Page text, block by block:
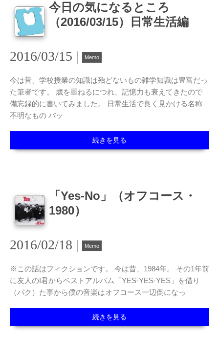
今日の気になるところ
（2016/03/15）日常生活編
2016/03/15 | Memo
今は昔、学校授業の知識は殆どないもの雑学知識は豊富だっ
た筆者です。 歳を重ねるにつれ、記憶力も衰えてきたので
備忘録的に書いてみました。 日常生活で良く見かける名称
不明なもの バッ
続きを見る
「Yes-No」（オフコース・
1980）
2016/02/18 | Memo
※この話はフィクションです。 今は昔、1984年。 その1年前
に友人のI君からベストアルバム「YES-YES-YES」を借り
（パク）た事から僕の音楽はオフコース一辺倒になっ
続きを見る